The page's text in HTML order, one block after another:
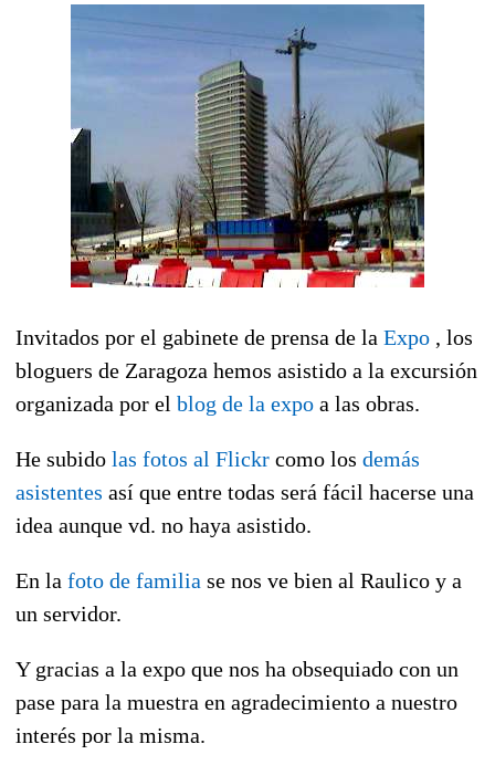
Invitados por el gabinete de prensa de la Expo , los
bloguers de Zaragoza hemos asistido a la excursión
organizada por el blog de la expo a las obras.
He subido las fotos al Flickr como los demás
asistentes así que entre todas será fácil hacerse una
idea aunque vd. no haya asistido.
En la foto de familia se nos ve bien al Raulico y a
un servidor.
Y gracias a la expo que nos ha obsequiado con un
pase para la muestra en agradecimiento a nuestro
interés por la misma.